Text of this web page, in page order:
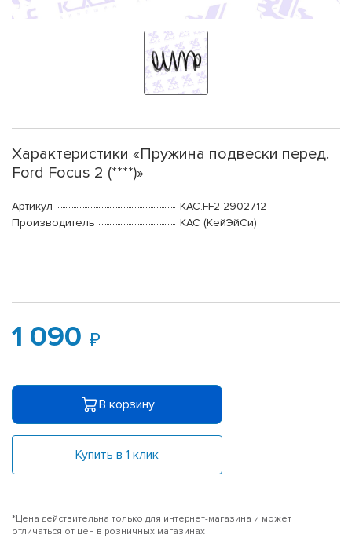
Характеристики «Пружина подвески перед.
Ford Focus 2 (****)»
Артикул
KAC.FF2-2902712
Производитель
КАС (КейЭйСи)
1 090
В корзину
Купить в 1 клик
*Цена действительна только для интернет-магазина и может
отличаться от цен в розничных магазинах